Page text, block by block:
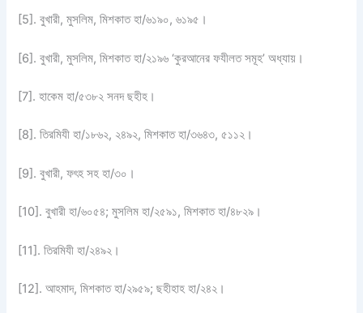
[5]. বুখারী, মুসলিম, মিশকাত হা/৬১৯০, ৬১৯৫।
[6]. বুখারী, মুসলিম, মিশকাত হা/২১৯৬ ‘কুরআনের ফযীলত সমূহ’ অধ্যায়।
[7]. হাকেম হা/৫৩৮২ সনদ ছহীহ।
[8]. তিরমিযী হা/১৮৬২, ২৪৯২, মিশকাত হা/৩৬৪৩, ৫১১২।
[9]. বুখারী, ফৎহ সহ হা/৩০।
[10]. বুখারী হা/৬০৫৪; মুসলিম হা/২৫৯১, মিশকাত হা/৪৮২৯।
[11]. তিরমিযী হা/২৪৯২।
[12]. আহমাদ, মিশকাত হা/২৯৫৯; ছহীহাহ হা/২৪২।